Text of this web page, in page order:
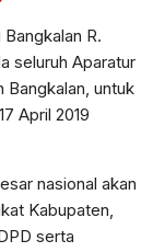
R.
seluruh Aparatur
Bangkalan, untuk
April 2019
nasional akan
Kabupaten,
serta